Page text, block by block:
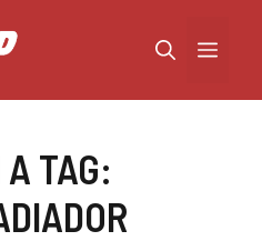
Menu
TAG: